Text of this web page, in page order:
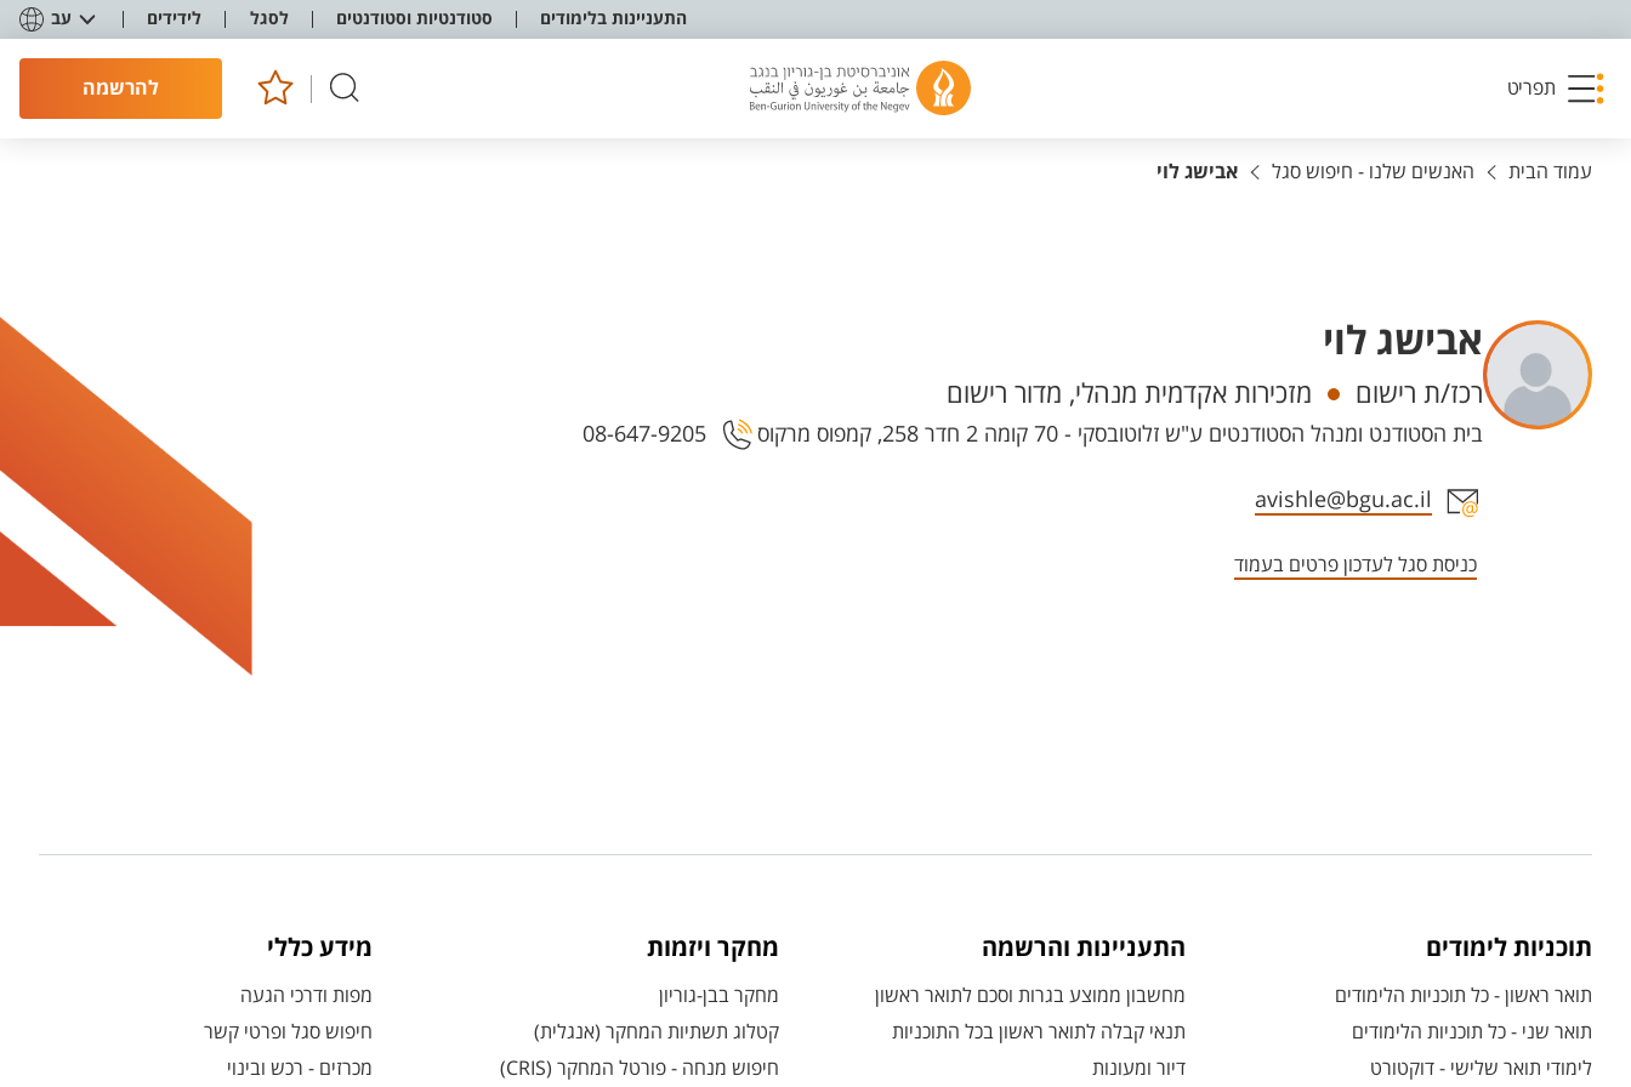
התעניינות בלימודים סטודנטיות וסטודנטים לסגל לידידים עב
תפריט להרשמה
עמוד הבית האנשים שלנו - חיפוש סגל אבישג לוי
אבישג לוי
יחידות
רכז/ת רישום מזכירות אקדמית מנהלי, מדור רישום
בית הסטודנט ומנהל הסטודנטים ע"ש זלוטובסקי - 70 קומה 2 חדר 258, קמפוס מרקוס 08-647-9205
אזור צור קשר עם איש הסגל
avishle@bgu.ac.il
כניסת סגל לעדכון פרטים בעמוד
תוכניות לימודים
תואר ראשון - כל תוכניות הלימודים
תואר שני - כל תוכניות הלימודים
לימודי תואר שלישי - דוקטורט
התעניינות והרשמה
מחשבון ממוצע בגרות וסכם לתואר ראשון
תנאי קבלה לתואר ראשון בכל התוכניות
דיור ומעונות
מחקר ויזמות
מחקר בבן-גוריון
קטלוג תשתיות המחקר (אנגלית)
חיפוש מנחה - פורטל המחקר (CRIS)
מידע כללי
מפות ודרכי הגעה
חיפוש סגל ופרטי קשר
מכרזים - רכש ובינוי